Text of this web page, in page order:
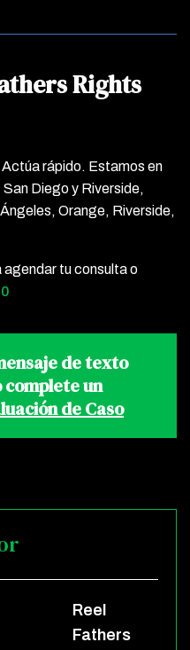
Rights
rápido. Estamos en
Diego y Riverside,
Orange, Riverside,
agendar tu consulta o
de texto
un
de Caso
Reel
Fathers